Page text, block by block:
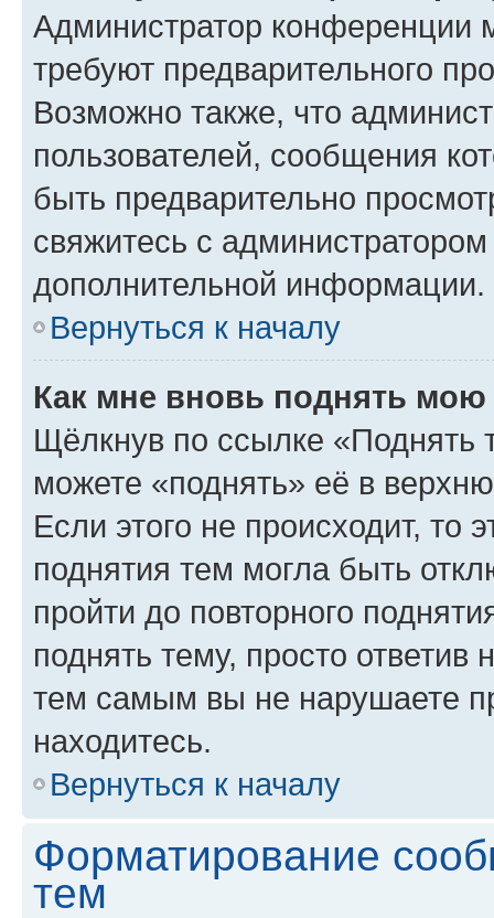
Администратор конференции
требуют предварительного
Возможно также, что
пользователей, сообщения
быть предварительно
свяжитесь с
дополнительной информации.
Вернуться к началу
Как мне вновь поднять мою
Щёлкнув по ссылке «Поднять
можете «поднять» её в
Если этого не происходит, то
поднятия тем могла быть
пройти до повторного
поднять тему, просто ответив
тем самым вы не нарушаете
находитесь.
Вернуться к началу
Форматирование
тем